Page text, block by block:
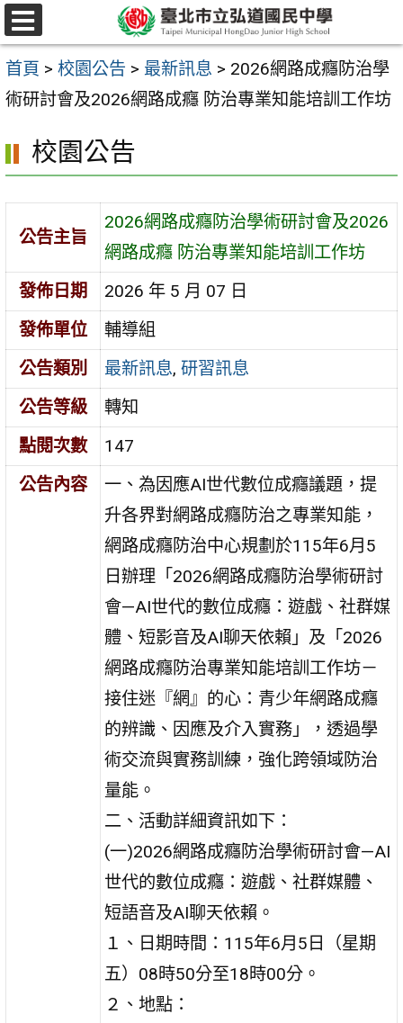
跳
至
主
要
容
區
選
單
首頁 > 校園公告 > 最新訊息 > 2026網路成癮防治學
術研討會及2026網路成癮 防治專業知能培訓工作坊
校園公告
公告主旨
2026網路成癮防治學術研討會及2026
網路成癮 防治專業知能培訓工作坊
發佈日期
2026 年 5 月 07 日
發佈單位
輔導組
公告類別
最新訊息,研習訊息
公告等級
轉知
點閱次數
147
公告內容
一、為因應AI世代數位成癮議題，提
升各界對網路成癮防治之專業知能，
網路成癮防治中心規劃於115年6月5
日辦理「2026網路成癮防治學術研討
會—AI世代的數位成癮：遊戲、社群媒
體、短影音及AI聊天依賴」及「2026
網路成癮防治專業知能培訓工作坊－
接住迷『網』的心：青少年網路成癮
的辨識、因應及介入實務」，透過學
術交流與實務訓練，強化跨領域防治
量能。
二、活動詳細資訊如下：
(一)2026網路成癮防治學術研討會—AI
世代的數位成癮：遊戲、社群媒體、
短語音及AI聊天依賴。
１、日期時間：115年6月5日（星期
五）08時50分至18時00分。
２、地點：